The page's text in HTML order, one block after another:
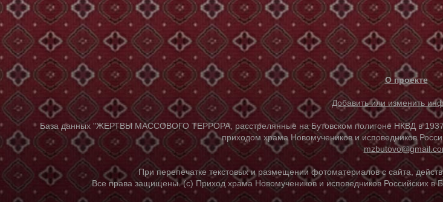
О проекте
Добавить или изменить
База данных "ЖЕРТВЫ МАССОВОГО ТЕРРОРА, расстрелянные на Бутовском полигоне НКВД в 1937-
приходом храма Новомучеников и исповедников
При перепечатке текстовых и размещении фотоматериалов с сайта,
Все права защищены. (с) Приход храма Новомучеников и исповедников Российских в